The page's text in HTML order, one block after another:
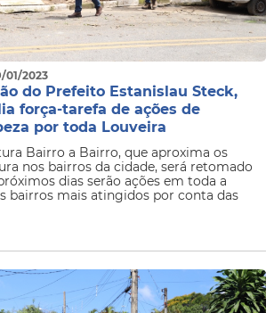
01/2023
do Prefeito Estanislau Steck,
força-tarefa de ações de
por toda Louveira
Bairro a Bairro, que aproxima os
nos bairros da cidade, será retomado
dias serão ações em toda a
bairros mais atingidos por conta das